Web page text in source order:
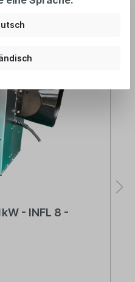
- INFL 8 -